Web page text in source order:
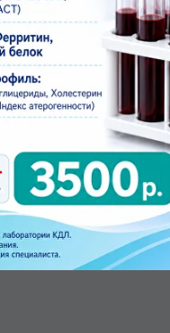
пузыря с
железы